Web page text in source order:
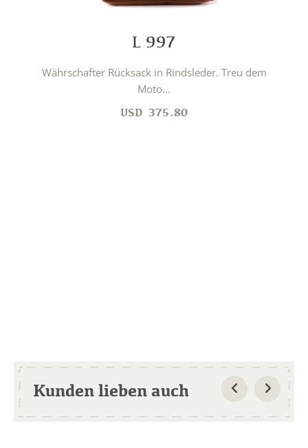
L 997
Währschafter Rücksack in Rindsleder. Treu dem
Moto...
USD 375.80
Kunden lieben auch